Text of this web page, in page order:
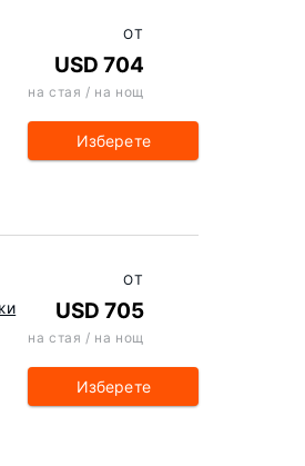
ОТ
USD 704
на стая / на нощ
Изберете
ОТ
USD 705
на стая / на нощ
Изберете